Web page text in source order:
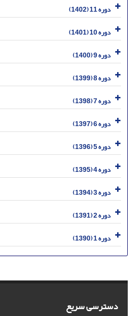
دوره 11 (1402)
دوره 10 (1401)
دوره 9 (1400)
دوره 8 (1399)
دوره 7 (1398)
دوره 6 (1397)
دوره 5 (1396)
دوره 4 (1395)
دوره 3 (1394)
دوره 2 (1391)
دوره 1 (1390)
دسترسی سریع